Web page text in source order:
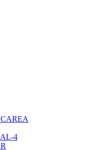
CAREA
AL-4